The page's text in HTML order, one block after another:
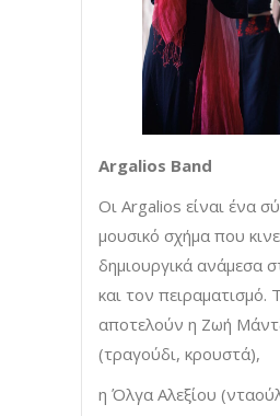
Argalios Band
Οι Argalios είναι ένα
μουσικό σχήμα που
δημιουργικά ανάμεσα
και τον πειραματισμό.
αποτελούν η Ζωή
(τραγούδι, κρουστά),
η Όλγα Αλεξίου